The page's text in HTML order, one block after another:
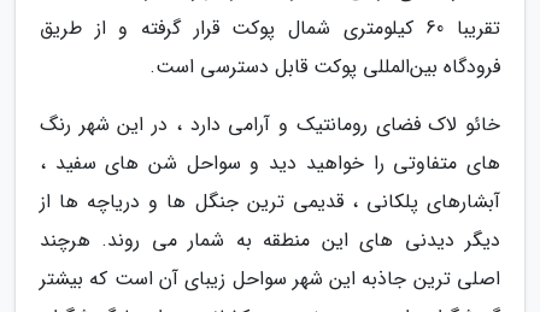
تقریبا 60 ‏کیلومتری شمال پوکت قرار گرفته و از طریق
فرودگاه بین‌المللی پوکت قابل دسترسی است. ‏ ‏
خائو لاک فضای رومانتیک و آرامی دارد ، در این شهر رنگ
های متفاوتی را خواهید دید و سواحل شن های سفید ،
آبشارهای ‏پلکانی ، قدیمی ترین جنگل ها و دریاچه ها از
دیگر دیدنی های این منطقه به شمار می روند. هرچند
اصلی ترین جاذبه این شهر ‏سواحل زیبای آن است که بیشتر